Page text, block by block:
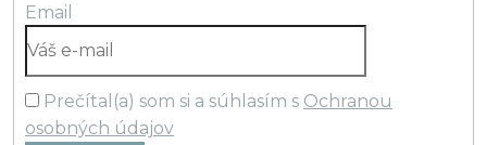
Email
Prečítal(a) som si a súhlasím s Ochranou
osobných údajov